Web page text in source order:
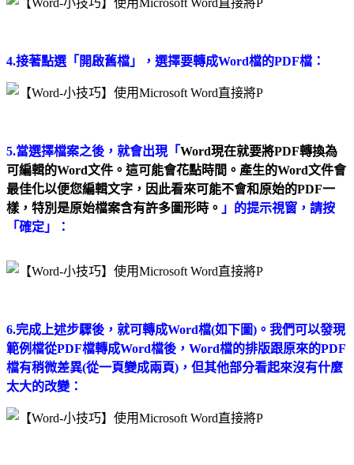
4.接著點選「開啟舊檔」，選擇要轉成Word檔的PDF檔：
5.當選擇檔案之後，就會出現「Word現在就要將PDF轉換為
可編輯的Word文件。這可能會花點時間。產生的Word文件會
最佳化以便您編輯文字，因此看來可能不會和原始的PDF一
樣，特別是原始檔案含有許多圖形時。 」的提示視窗，請按
「確定」：
6.完成上述步驟後，就可轉成Word檔(如下圖)。我們可以發現
範例檔從PDF檔轉成Word檔後，Word檔的排版跟原來的PDF
檔有稍微差異(從一頁變成兩頁)，但其他部分看起來沒有什麼
太大的改變：